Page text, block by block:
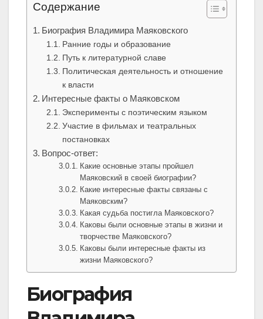
Содержание
Биография Владимира Маяковского
Ранние годы и образование
Путь к литературной славе
Политическая деятельность и отношение
к власти
Интересные факты о Маяковском
Эксперименты с поэтическим языком
Участие в фильмах и театральных
постановках
Вопрос-ответ:
Какие основные этапы пройшел
Маяковский в своей биографии?
Какие интересные факты связаны с
Маяковским?
Какая судьба постигла Маяковского?
Каковы были основные этапы в жизни и
творчестве Маяковского?
Каковы были интересные факты из
жизни Маяковского?
Биография